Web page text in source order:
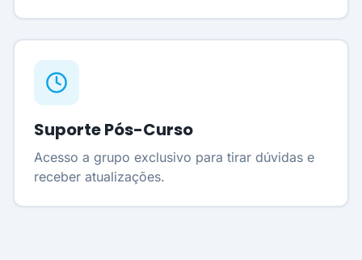
Suporte Pós-Curso
Acesso a grupo exclusivo para tirar dúvidas e
receber atualizações.